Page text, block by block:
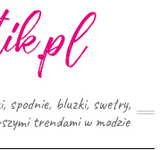
spodnie, bluzki, swetry,
trendami w modzie